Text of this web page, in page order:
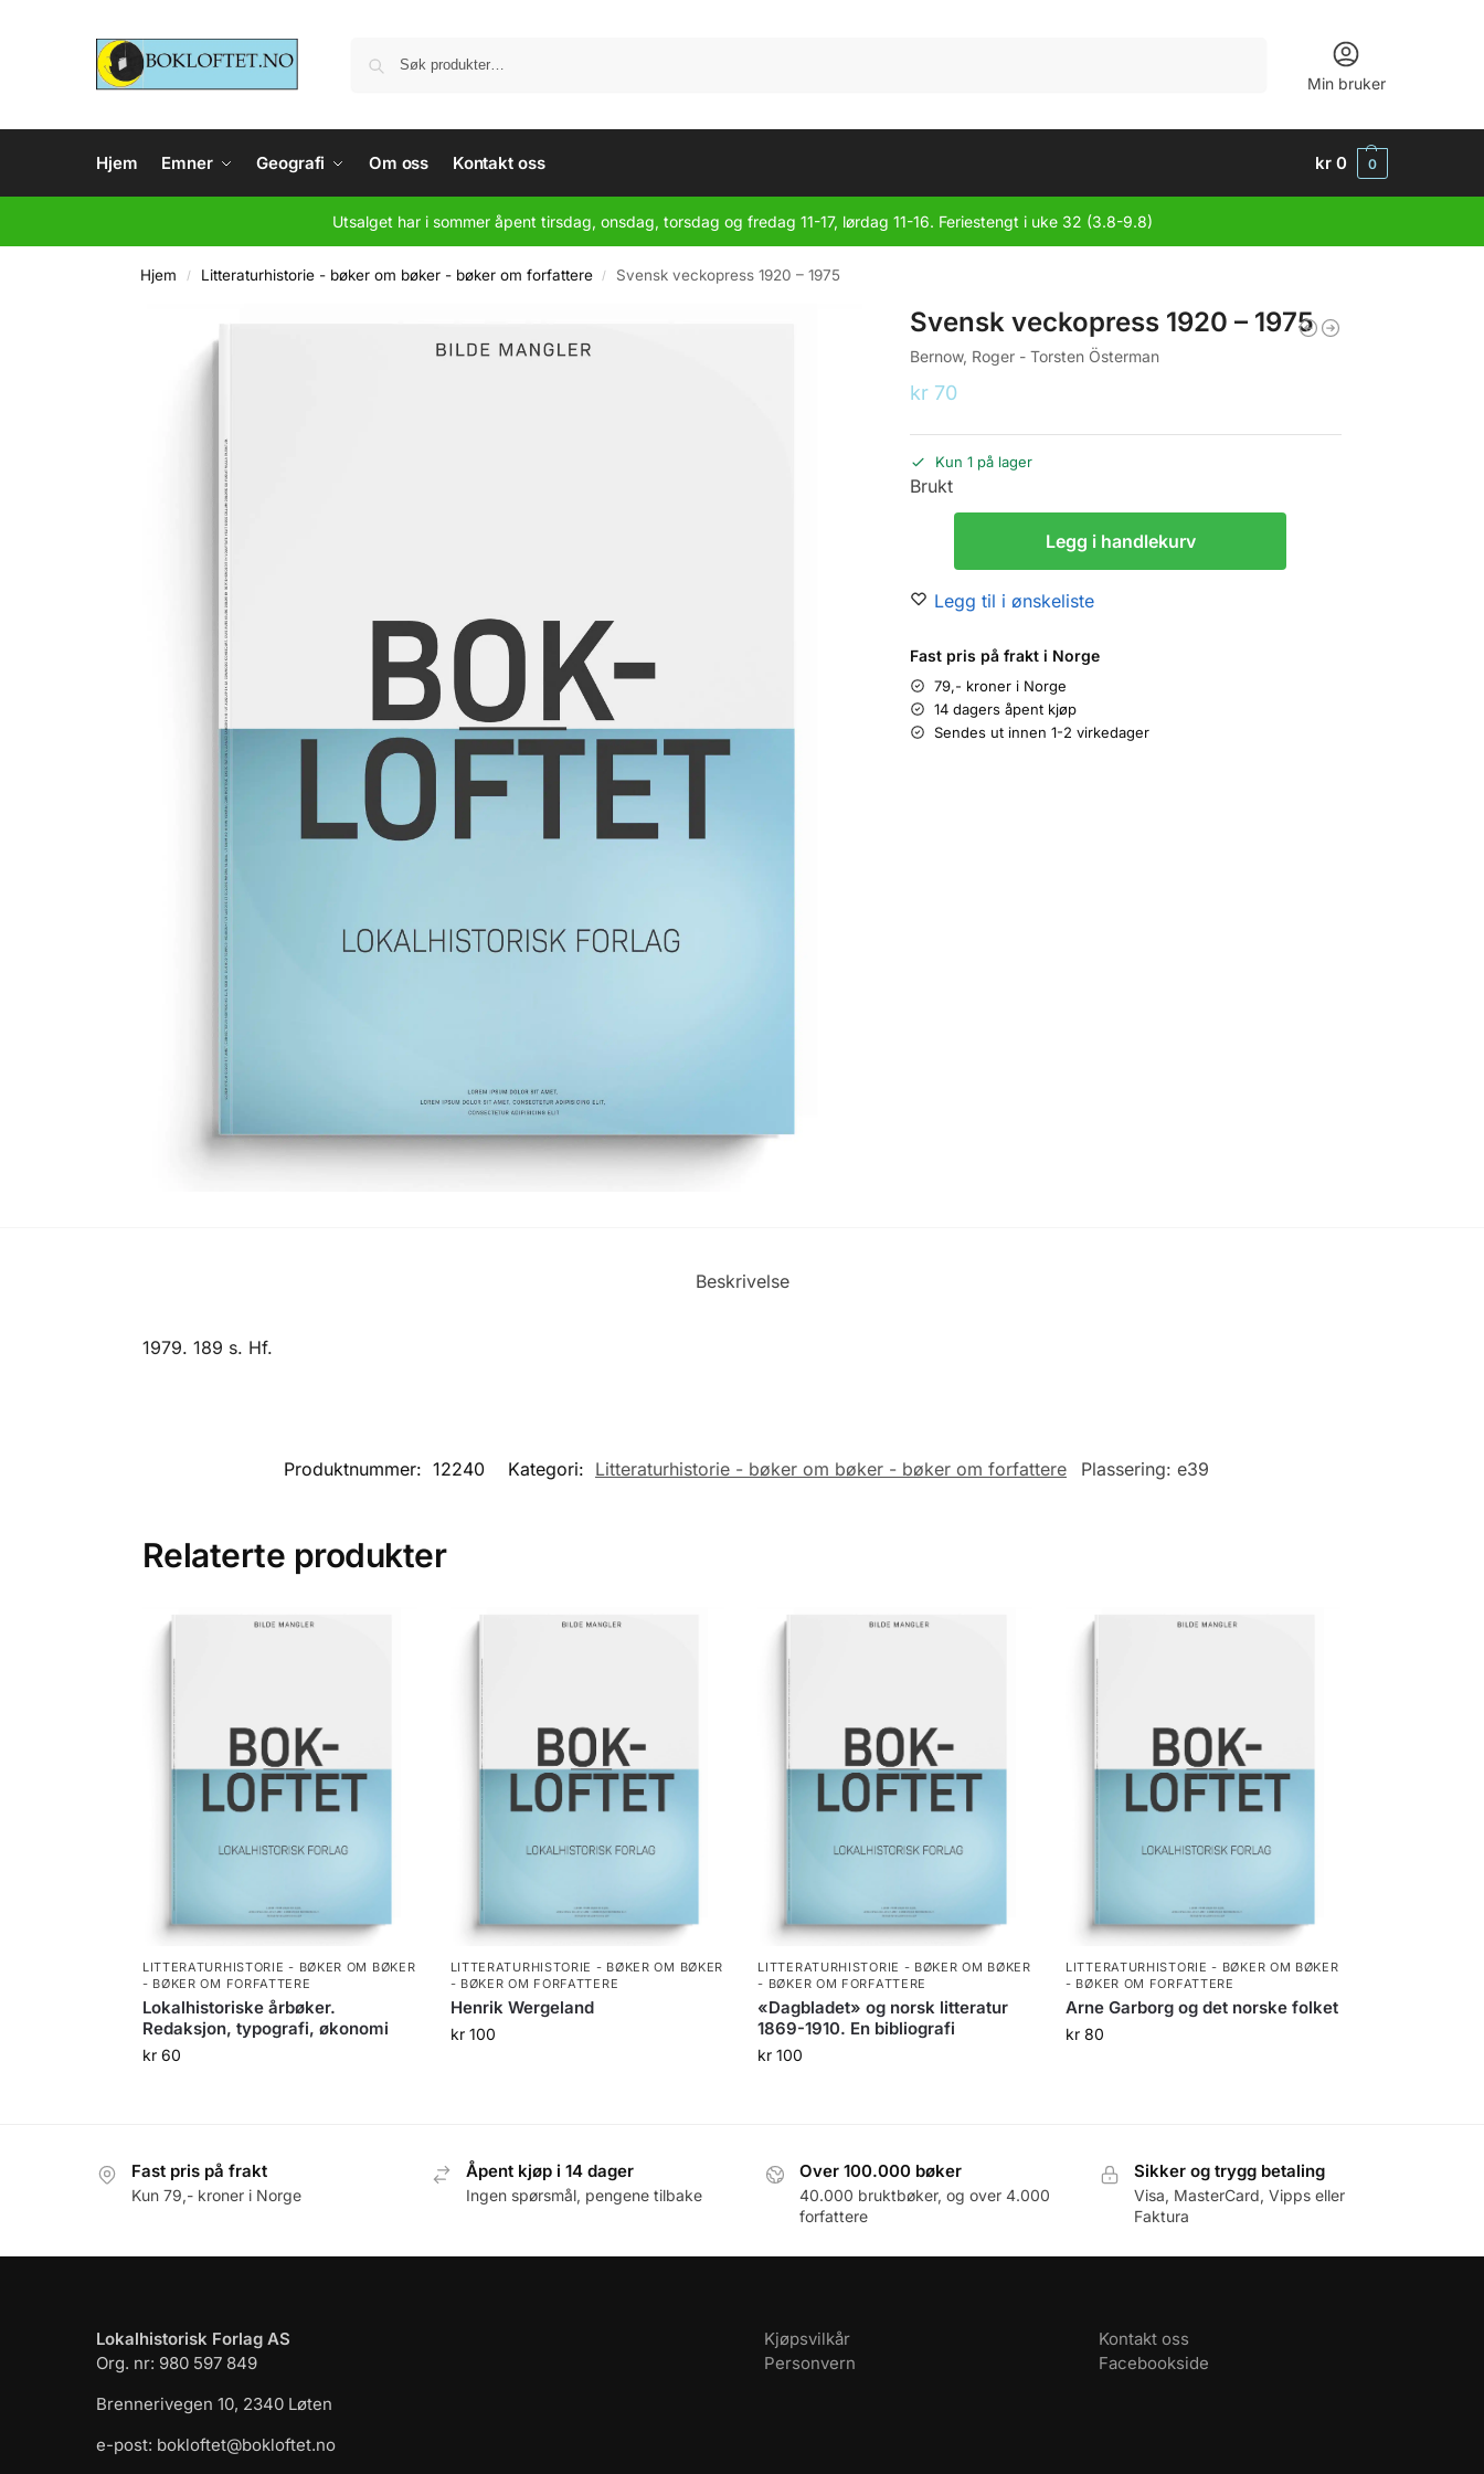
Min bruker
Hjem Emner Geografi Om oss Kontakt oss kr 0 0
Utsalget har i sommer åpent tirsdag, onsdag, torsdag og fredag 11-17, lørdag 11-16. Feriestengt i uke 32 (3.8-9.8)
Hjem / Litteraturhistorie - bøker om bøker - bøker om forfattere / Svensk veckopress 1920 – 1975
Svensk veckopress 1920 – 1975
Bernow, Roger - Torsten Österman
kr 70
Kun 1 på lager
Brukt
Legg i handlekurv
Legg til i ønskeliste
Fast pris på frakt i Norge
79,- kroner i Norge
14 dagers åpent kjøp
Sendes ut innen 1-2 virkedager
Beskrivelse
1979. 189 s. Hf.
Produktnummer: 12240 Kategori: Litteraturhistorie - bøker om bøker - bøker om forfattere Plassering: e39
Relaterte produkter
LITTERATURHISTORIE - BØKER OM BØKER
- BØKER OM FORFATTERE
Lokalhistoriske årbøker.
Redaksjon, typografi, økonomi
kr60
LITTERATURHISTORIE - BØKER OM BØKER
- BØKER OM FORFATTERE
Henrik Wergeland
kr100
LITTERATURHISTORIE - BØKER OM BØKER
- BØKER OM FORFATTERE
«Dagbladet» og norsk litteratur
1869-1910. En bibliografi
kr 100
LITTERATURHISTORIE - BØKER OM BØKER
- BØKER OM FORFATTERE
Arne Garborg og det norske folket
kr 80
Fast pris på frakt
Kun 79,- kroner i Norge
Åpent kjøp i 14 dager
Ingen spørsmål, pengene tilbake
Over 100.000 bøker
40.000 bruktbøker, og over 4.000
forfattere
Sikker og trygg betaling
Visa, MasterCard, Vipps eller
Faktura
Lokalhistorisk Forlag AS
Org. nr: 980 597 849
Brennerivegen 10, 2340 Løten
e-post: bokloftet@bokloftet.no
Kjøpsvilkår
Personvern
Kontakt oss
Facebookside